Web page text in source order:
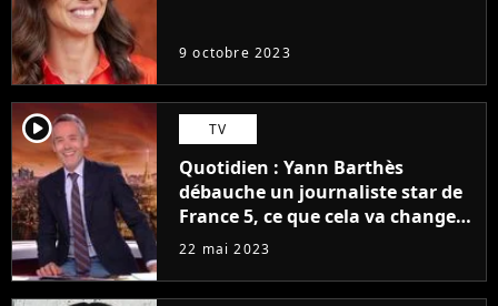
9 octobre 2023
player2 TV
Quotidien : Yann Barthès
débauche un journaliste star de
France 5, ce que cela va changer
à la rentrée
22 mai 2023